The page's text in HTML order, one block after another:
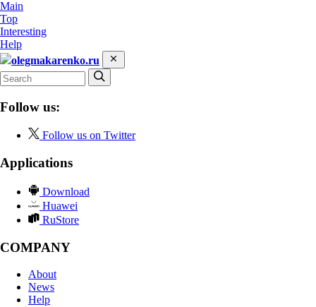
Main
Top
Interesting
Help
olegmakarenko.ru
Follow us:
Follow us on Twitter
Applications
Download
Huawei
RuStore
COMPANY
About
News
Help